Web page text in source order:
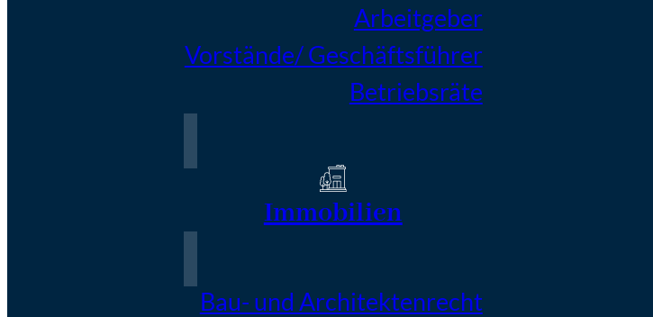
Arbeitgeber
Vorstände/ Geschäftsführer
Betriebsräte
Immobilien
Bau- und Architektenrecht